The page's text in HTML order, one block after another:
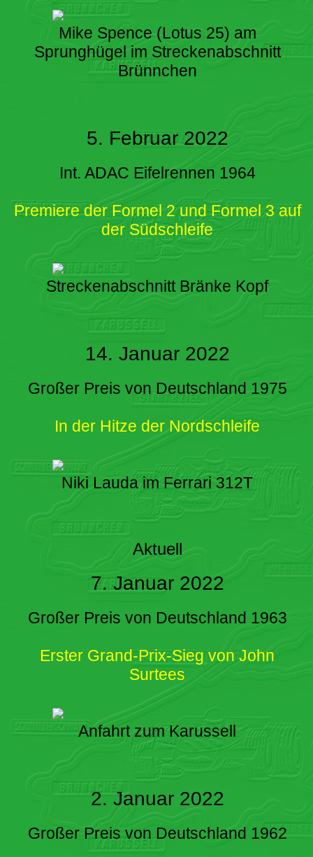
Mike Spence (Lotus 25) am
Sprunghügel im Streckenabschnitt
Brünnchen
5. Februar 2022
Int. ADAC Eifelrennen 1964
Premiere der Formel 2 und Formel 3 auf
der Südschleife
Streckenabschnitt Bränke Kopf
14. Januar 2022
Großer Preis von Deutschland 1975
In der Hitze der Nordschleife
Niki Lauda im Ferrari 312T
Aktuell
7. Januar 2022
Großer Preis von Deutschland 1963
Erster Grand-Prix-Sieg von John
Surtees
Anfahrt zum Karussell
2. Januar 2022
Großer Preis von Deutschland 1962